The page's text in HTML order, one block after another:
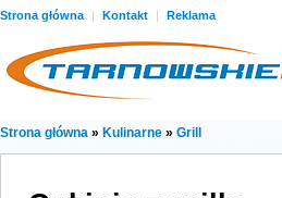
Strona główna | Kontakt | Reklama
Strona główna » Kulinarne » Grill